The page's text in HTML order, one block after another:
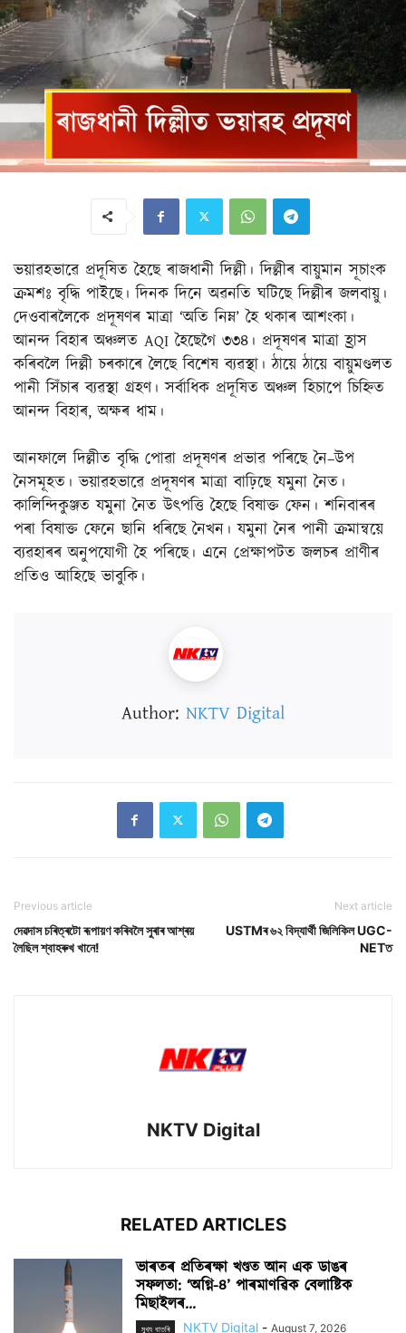
ভয়াৱহভাৱে প্ৰদূষিত হৈছে ৰাজধানী দিল্লী। দিল্লীৰ বায়ুমান সূচাংক
ক্ৰমশঃ বৃদ্ধি পাইছে। দিনক দিনে অৱনতি ঘটিছে দিল্লীৰ জলবায়ু।
দেওবাৰলৈকে প্ৰদূষণৰ মাত্ৰা ‘অতি নিম্ন’ হৈ থকাৰ আশংকা।
আনন্দ বিহাৰ অঞ্চলত AQI হৈছেগৈ ৩৩৪। প্ৰদূষণৰ মাত্ৰা হ্ৰাস
কৰিবলৈ দিল্লী চৰকাৰে লৈছে বিশেষ ব্যৱস্থা। ঠায়ে ঠায়ে বায়ুমণ্ডলত
পানী সিঁচাৰ ব্যৱস্থা গ্ৰহণ। সৰ্বাধিক প্ৰদূষিত অঞ্চল হিচাপে চিহ্নিত
আনন্দ বিহাৰ, অক্ষৰ ধাম।
আনফালে দিল্লীত বৃদ্ধি পোৱা প্ৰদূষণৰ প্ৰভাৱ পৰিছে নৈ–উপ
নৈসমূহত। ভয়াৱহভাৱে প্ৰদূষণৰ মাত্ৰা বাঢ়িছে যমুনা নৈত।
কালিন্দিকুঞ্জত যমুনা নৈত উৎপত্তি হৈছে বিষাক্ত ফেন। শনিবাৰৰ
পৰা বিষাক্ত ফেনে ছানি ধৰিছে নৈখন। যমুনা নৈৰ পানী ক্ৰমান্বয়ে
ব্যৱহাৰৰ অনুপযোগী হৈ পৰিছে। এনে প্ৰেক্ষাপটত জলচৰ প্ৰাণীৰ
প্ৰতিও আহিছে ভাবুকি।
Author: NKTV Digital
Previous article
দেৱদাস চৰিত্ৰটো ৰূপায়ণ কৰিবলৈ সুৰাৰ আশ্ৰয়
লৈছিল শ্বাহৰুখ খানে!
Next article
USTMৰ ৬২ বিদ্যাৰ্থী জিলিকিল UGC-
NETত
NKTV Digital
RELATED ARTICLES
ভাৰতৰ প্ৰতিৰক্ষা খণ্ডত আন এক ডাঙৰ
সফলতা: ‘অগ্নি-৪’ পাৰমাণৱিক বেলাষ্টিক
মিছাইলৰ...
মুখ্য বাতৰি NKTV Digital - August 7, 2026